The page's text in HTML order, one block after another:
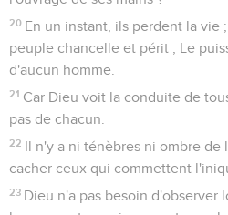
20 En un instant, ils perdent la vie
peuple chancelle et périt ; Le
d'aucun homme.
21 Car Dieu voit la conduite de
pas de chacun.
22 Il n'y a ni ténèbres ni ombre de
cacher ceux qui commettent
23 Dieu n'a pas besoin d'observer